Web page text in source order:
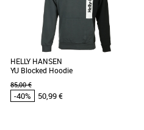
design classique HH® des années 90 à
un tissu polaire en coton brossé [...]
HELLY HANSEN
YU Blocked Hoodie
85,00 €
-40% 50,99 €